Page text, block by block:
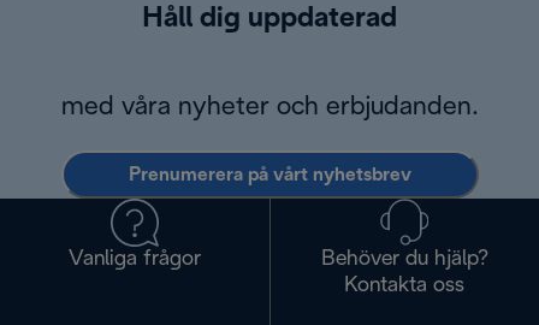
Håll dig uppdaterad
med våra nyheter och erbjudanden.
Prenumerera på vårt nyhetsbrev
Vanliga frågor
Behöver du hjälp?
Kontakta oss